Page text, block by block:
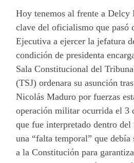
Hoy tenemos al frente a Delcy
clave del oficialismo que pasó
Ejecutiva a ejercer la jefatura
condición de presidenta
Sala Constitucional del
(TSJ) ordenara su asunción
Nicolás Maduro por fuerzas
operación militar ocurrida el 3
que fue interpretado dentro
una “falta temporal” que
a la Constitución para